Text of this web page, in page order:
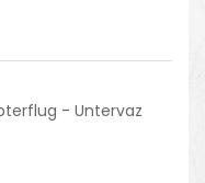
- Untervaz